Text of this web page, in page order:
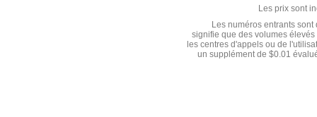
Les prix sont
Les numéros entrants
signifie que des volumes
les centres d'appels ou de
un supplément de $0.01